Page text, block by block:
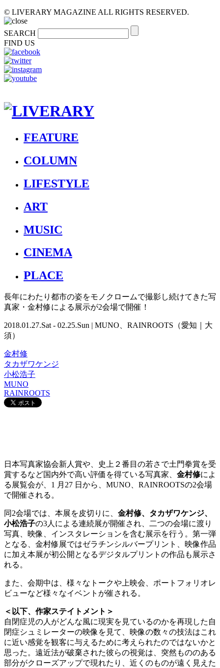
© LIVERARY MAGAZINE ALL RIGHTS RESERVED.
SEARCH
FIND US
FEATURE
COLUMN
LIFESTYLE
ART
MUSIC
CINEMA
PLACE
長年にわたり都市の姿をモノクロームで撮影し続けてきた写
真家・金村修による展示が2会場で開催！
2018.01.27.Sat - 02.25.Sun | MUNO、RAINROOTS（愛知｜大
須）
金村修
タカザワケンジ
小松浩子
MUNO
RAINROOTS
日本写真家協会新人賞や、史上２番目の若さで土門拳賞を受
賞するなど国内外で高い評価を得ている写真家、 金村修によ
る展覧会が、1 月27 日から、MUNO、RAINROOTSの2会場
で開催される。
同2会場では、本展を皮切りに、 金村修、タカザワケンジ、
小松浩子の3人による連続展が開催され、二つの会場に渡り
写真、映像、インスタレーションを含む展示を行う。第一弾
となる、金村修展ではゼラチンシルバープリント、映像作品
に加え本展が初公開となるデジタルプリントの作品も展示さ
れる。
また、会期中は、様々なトークや上映会、ポートフォリオレ
ビューなど様々なイベントが催される。
＜以下、作家ステイトメント＞
自閉症児の人がどんな風に現実を見ているのかを再現した自
閉症シュミレーターの映像を見て、映像の数々の技法はこれ
に近い感覚を観客に与えるために考えられたのではないかと
思った。遠近法が破棄された彼らの視覚は、突然もののある
部分がクローズアップで現れたり、近くのものが遠く見えた